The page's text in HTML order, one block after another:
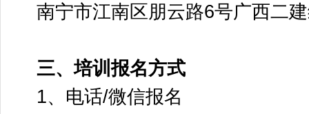
南宁市江南区朋云路6号广西二
三、培训报名方式
1、电话/微信报名